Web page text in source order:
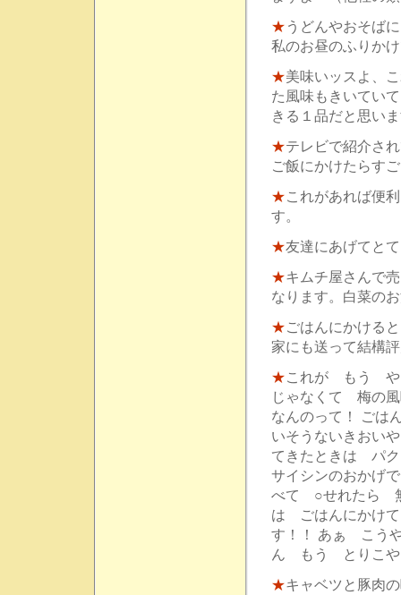
★ うどんやおそば
私のお昼のふりか
★美味いッスよ、
た風味もきいてい
きる１品だと思い
★テレビで紹介さ
ご飯にかけたらす
★これがあれば便
す。
★友達にあげてと
★キムチ屋さんで
なります。白菜の
★ごはんにかける
家にも送って結構
★これが もう や
じゃなくて 梅の
なんのって！ ご
いそうないきおい
てきたときは パ
サイシンのおかげ
べて ○せれたら
は ごはんにかけ
す！！ あぁ こう
ん もう とりこや
★キャベツと豚肉